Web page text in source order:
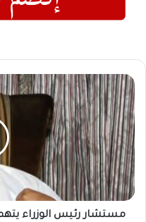
مستشار
رئيس
الوزراء
يتهم
الإمارات
بتجنيد
"عميل
مؤثر"
في
السودان
مستشار رئيس الوزراء